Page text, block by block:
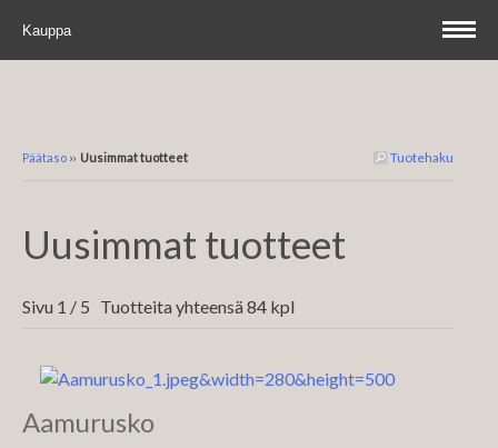
Kauppa
Tuotehaku
Päätaso ›› Uusimmat tuotteet
Uusimmat tuotteet
Sivu 1 / 5 Tuotteita yhteensä 84 kpl
Aamurusko